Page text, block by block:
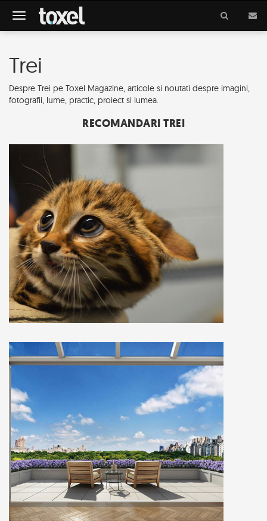
Meniu
Trei
Despre Trei pe Toxel Magazine, articole si noutati despre imagini,
fotografii, lume, practic, proiect si lumea.
RECOMANDARI TREI